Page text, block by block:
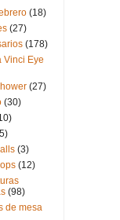
(18)
(27)
(178)
Vinci Eye
(27)
(30)
(3)
(12)
(98)
de mesa